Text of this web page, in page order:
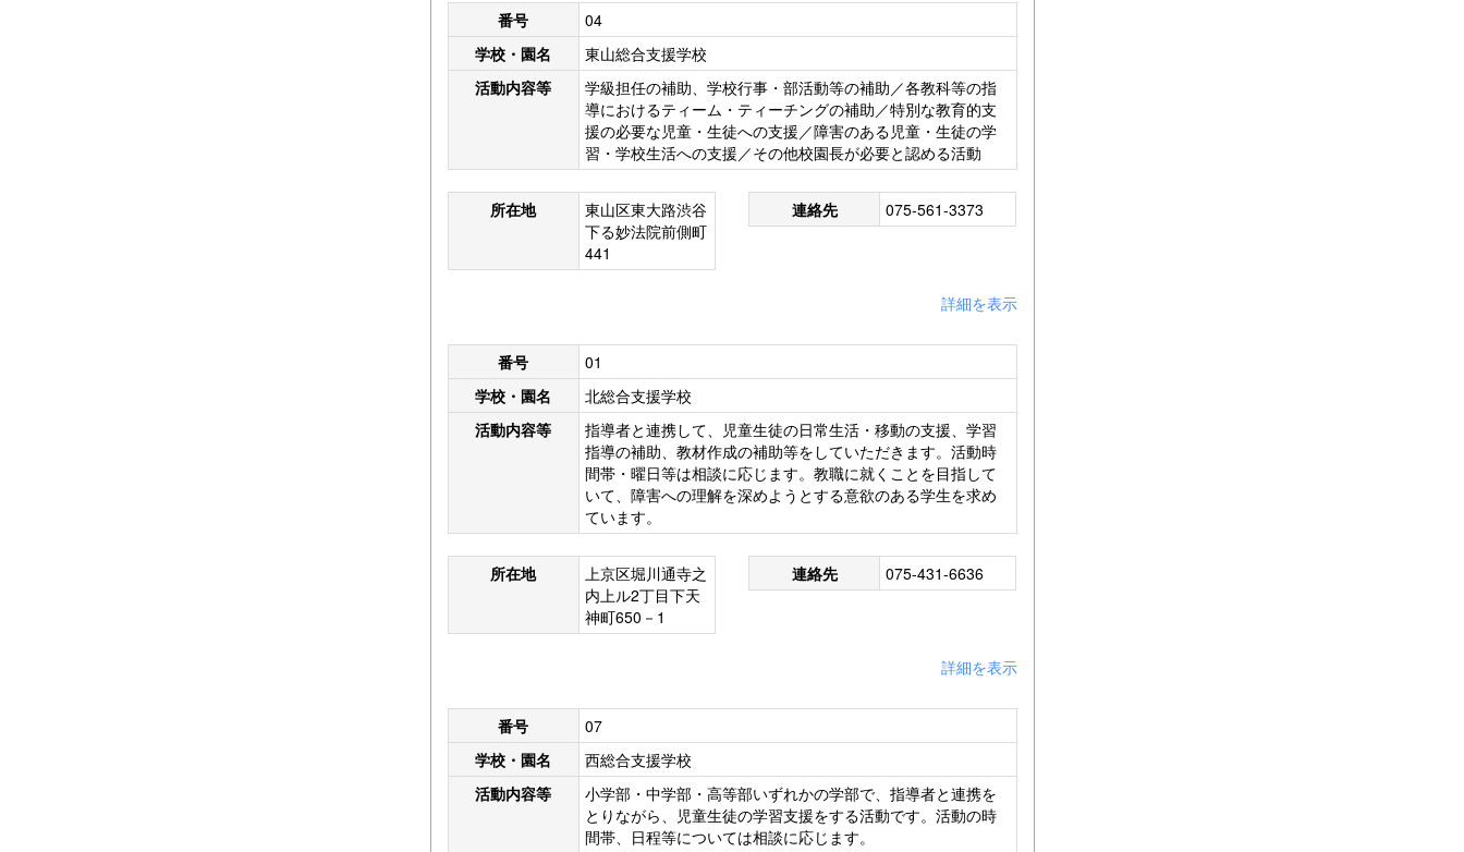
番号
04
学校・園名
東山総合支援学校
活動内容等
学級担任の補助、学校行事・部活動等の補助／各教科等の指
導におけるティーム・ティーチングの補助／特別な教育的支
援の必要な児童・生徒への支援／障害のある児童・生徒の学
習・学校生活への支援／その他校園長が必要と認める活動
所在地
東山区東大路渋谷
下る妙法院前側町
441
連絡先 075-561-3373
詳細を表示
番号
01
学校・園名
北総合支援学校
活動内容等
指導者と連携して、児童生徒の日常生活・移動の支援、学習
指導の補助、教材作成の補助等をしていただきます。活動時
間帯・曜日等は相談に応じます。教職に就くことを目指して
いて、障害への理解を深めようとする意欲のある学生を求め
ています。
所在地
上京区堀川通寺之
内上ル2丁目下天
神町650－1
連絡先 075-431-6636
詳細を表示
番号
07
学校・園名
西総合支援学校
活動内容等
小学部・中学部・高等部いずれかの学部で、指導者と連携を
とりながら、児童生徒の学習支援をする活動です。活動の時
間帯、日程等については相談に応じます。